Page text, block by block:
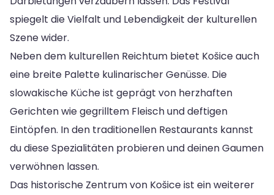
spiegelt die Vielfalt und Lebendigkeit der kulturellen
Szene wider.
Neben dem kulturellen Reichtum bietet Košice auch
eine breite Palette kulinarischer Genüsse. Die
slowakische Küche ist geprägt von herzhaften
Gerichten wie gegrilltem Fleisch und deftigen
Eintöpfen. In den traditionellen Restaurants kannst
du diese Spezialitäten probieren und deinen Gaumen
verwöhnen lassen.
Das historische Zentrum von Košice ist ein weiterer